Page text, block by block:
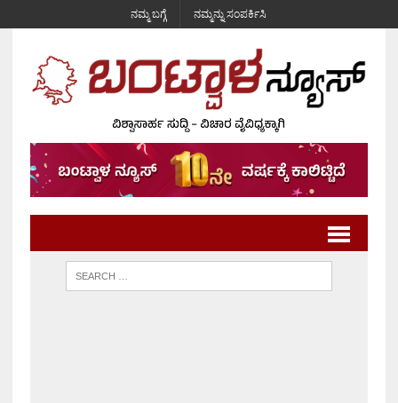
ನಮ್ಮ ಬಗ್ಗೆ ನಮ್ಮನ್ನು ಸಂಪರ್ಕಿಸಿ